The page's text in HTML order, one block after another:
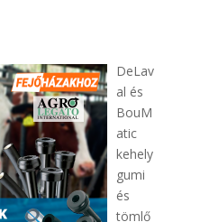
DeLav
al és
BouM
atic
kehely
gumi
és
tömlő